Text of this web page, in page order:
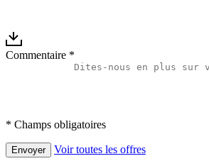
Commentaire *
* Champs obligatoires
Envoyer Voir toutes les offres